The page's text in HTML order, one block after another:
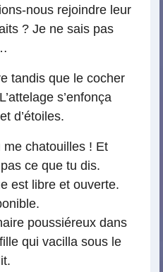
nous rejoindre leur
? Je ne sais pas
tandis que le cocher
s’enfonça
d’étoiles.
chatouilles ! Et
ce que tu dis.
est libre et ouverte.
poussiéreux dans
qui vacilla sous le